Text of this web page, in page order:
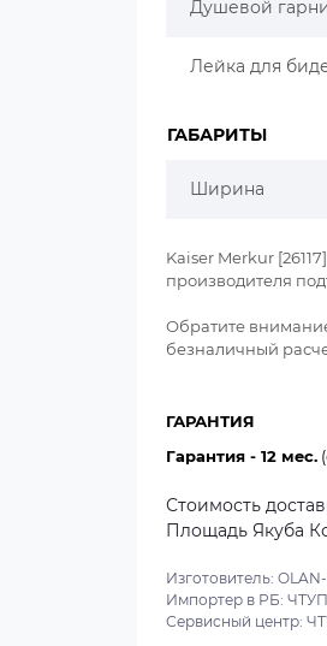
Душевой
Лейка для
ГАБАРИТЫ
Ширина
Kaiser Merkur
производителя
Обратите
безналичный
ГАРАНТИЯ
Гарантия - 12 мес.
Стоимость
Площадь Якуба
Изготовитель:
Импортер в РБ: ЧТУП
Сервисный центр: